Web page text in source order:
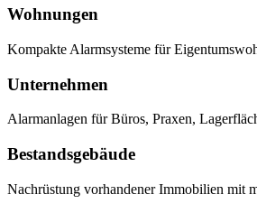
Wohnungen
Kompakte Alarmsysteme für
Unternehmen
Alarmanlagen für Büros, Praxen,
Bestandsgebäude
Nachrüstung vorhandener Immobilien mit